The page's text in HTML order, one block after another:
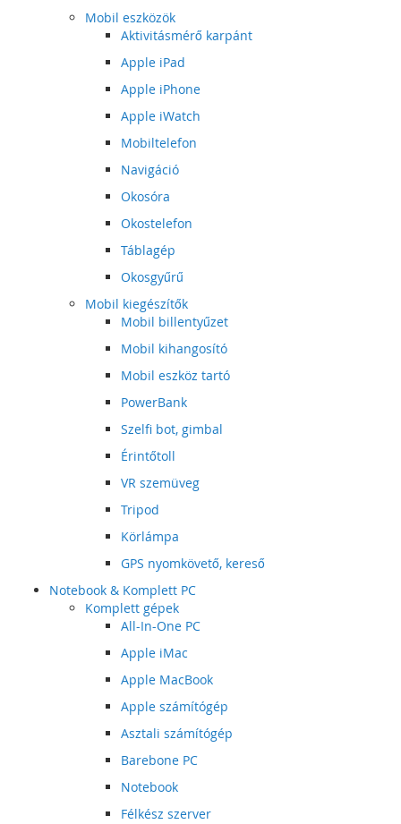
Mobil eszközök
Aktivitásmérő karpánt
Apple iPad
Apple iPhone
Apple iWatch
Mobiltelefon
Navigáció
Okosóra
Okostelefon
Táblagép
Okosgyűrű
Mobil kiegészítők
Mobil billentyűzet
Mobil kihangosító
Mobil eszköz tartó
PowerBank
Szelfi bot, gimbal
Érintőtoll
VR szemüveg
Tripod
Körlámpa
GPS nyomkövető, kereső
Notebook & Komplett PC
Komplett gépek
All-In-One PC
Apple iMac
Apple MacBook
Apple számítógép
Asztali számítógép
Barebone PC
Notebook
Félkész szerver